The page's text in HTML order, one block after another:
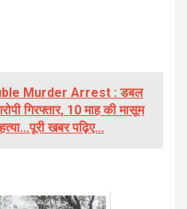
Murder Arrest : डबल
गिरफ्तार, 10 माह की मासूम
खबर पढ़िए...